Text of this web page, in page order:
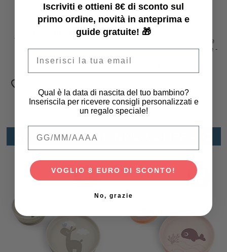
Done By Deer
Bordo per Bere a 360° -
Antigoccia - Tiny Farm - Cipria -
260 ml - 9m+
Tazza Sippy con Beccuccio e
Manici Amelio - Tuscany Rose -
Veicoli - 160 ml - 100% Silicone
ALTRI UTENTI HANNO COMPRATO
Iscriviti e ottieni 8€ di sconto sul
primo ordine, novità in anteprima e
guide gratuite! 🎁
Qual è la data di nascita del tuo bambino?
Inseriscila per ricevere consigli personalizzati e
un regalo speciale!
Qual è la data di nascita del tuo
VOGLIO 8 EURO DI SCONTO!
No, grazie